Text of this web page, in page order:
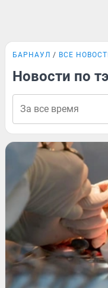
БАРНАУЛ ВСЕ
Новости по